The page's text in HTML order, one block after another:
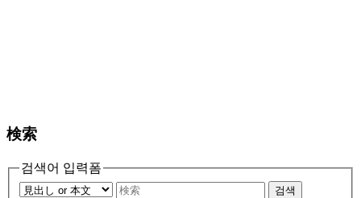
検索
검색어 입력폼
검색